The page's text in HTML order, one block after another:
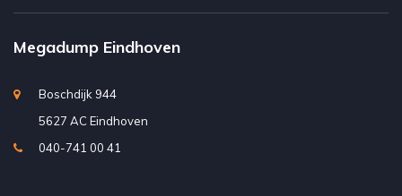
Megadump Eindhoven
Boschdijk 944
5627 AC Eindhoven
040-741 00 41